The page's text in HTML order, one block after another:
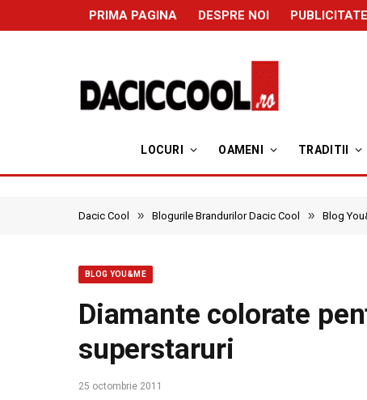
PRIMA PAGINA DESPRE NOI PUBLICITATE
LOCURI OAMENI TRADITII
Dacic Cool » Blogurile Brandurilor Dacic Cool » Blog
BLOG YOU&ME
Diamante colorate
superstaruri
25 octombrie 2011